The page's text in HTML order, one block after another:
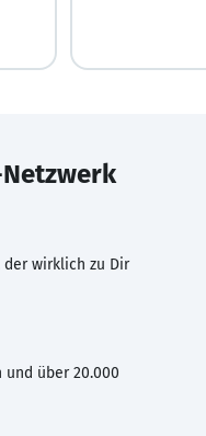
Netzwerk
der wirklich zu Dir
und über 20.000